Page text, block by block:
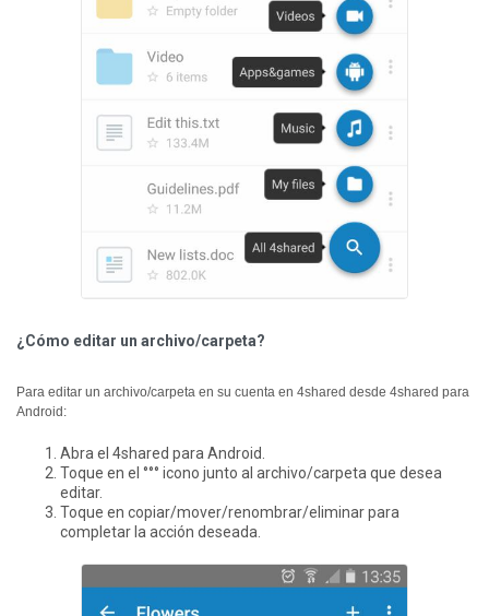
¿Cómo editar un archivo/carpeta?
Para editar un archivo/carpeta en su cuenta en 4shared desde 4shared para
Android:
Abra el 4shared para Android.
Toque en el °°° icono junto al archivo/carpeta que desea
editar.
Toque en copiar/mover/renombrar/eliminar para
completar la acción deseada.